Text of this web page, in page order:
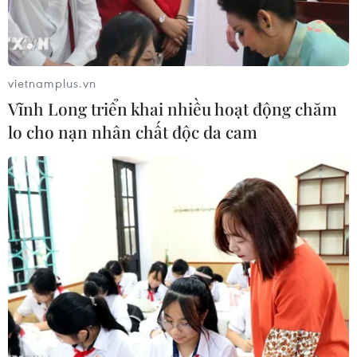
Nhân viên PetroVietnam làm việc trên giàn khoan. (Ảnh:
PV/Vietnam+)
Theo Tập đoàn Dầu khí Việt Nam
(PetroVietnam), trong 8 tháng đầu năm 2021,
nhu cầu huy động khí của khách hàng, đặc biệt
vietnamplus.vn
Vĩnh Long triển khai nhiều hoạt động chăm
lo cho nạn nhân chất độc da cam